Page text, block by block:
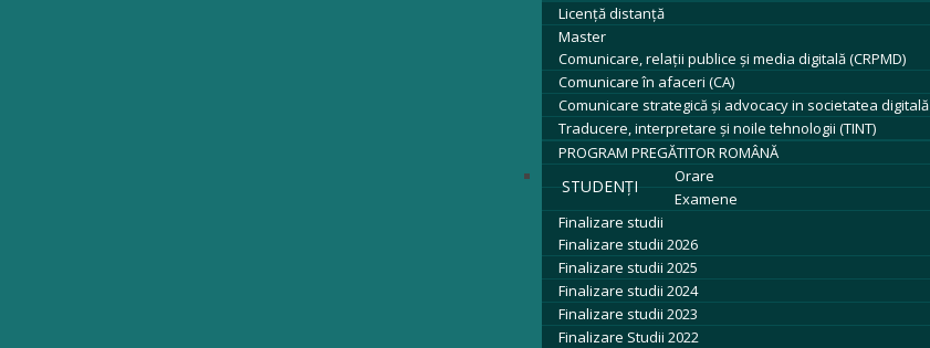
Licenţă distanță
Master
Comunicare, relații publice și media digitală (CRPMD)
Comunicare în afaceri (CA)
Comunicare strategică și advocacy in societatea digitală
Traducere, interpretare și noile tehnologii (TINT)
PROGRAM PREGĂTITOR ROMÂNĂ
STUDENȚI
Orare
Examene
Finalizare studii
Finalizare studii 2026
Finalizare studii 2025
Finalizare studii 2024
Finalizare studii 2023
Finalizare Studii 2022